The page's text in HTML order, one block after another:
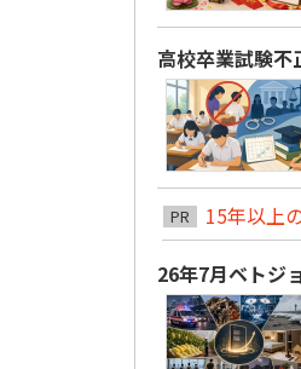
高校卒業試験
PR
15年以上
26年7月ベトジ